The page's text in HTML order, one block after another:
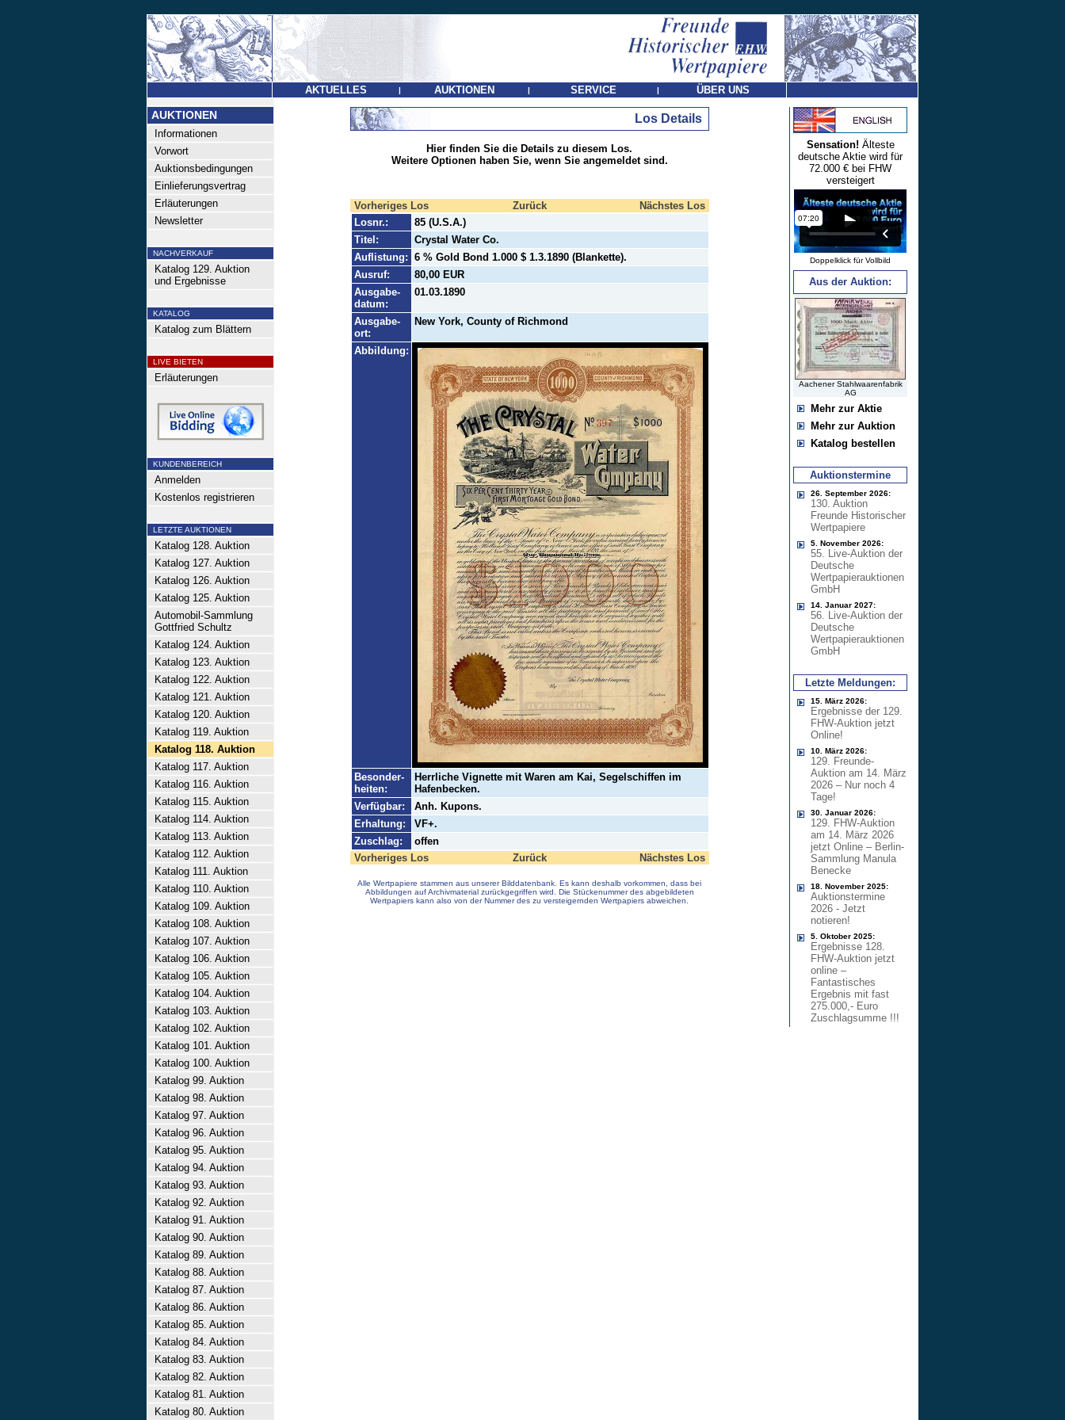
AKTUELLES | AUKTIONEN | SERVICE | ÜBER UNS
AUKTIONEN
Informationen
Vorwort
Auktionsbedingungen
Einlieferungsvertrag
Erläuterungen
Newsletter
NACHVERKAUF
Katalog 129. Auktion
und Ergebnisse
KATALOG
Katalog zum Blättern
LIVE BIETEN
Erläuterungen
KUNDENBEREICH
Anmelden
Kostenlos registrieren
LETZTE AUKTIONEN
Katalog 128. Auktion
Katalog 127. Auktion
Katalog 126. Auktion
Katalog 125. Auktion
Automobil-Sammlung
Gottfried Schultz
Katalog 124. Auktion
Katalog 123. Auktion
Katalog 122. Auktion
Katalog 121. Auktion
Katalog 120. Auktion
Katalog 119. Auktion
Katalog 118. Auktion
Katalog 117. Auktion
Katalog 116. Auktion
Katalog 115. Auktion
Katalog 114. Auktion
Katalog 113. Auktion
Katalog 112. Auktion
Katalog 111. Auktion
Katalog 110. Auktion
Katalog 109. Auktion
Katalog 108. Auktion
Katalog 107. Auktion
Katalog 106. Auktion
Katalog 105. Auktion
Katalog 104. Auktion
Katalog 103. Auktion
Katalog 102. Auktion
Katalog 101. Auktion
Katalog 100. Auktion
Katalog 99. Auktion
Katalog 98. Auktion
Katalog 97. Auktion
Katalog 96. Auktion
Katalog 95. Auktion
Katalog 94. Auktion
Katalog 93. Auktion
Katalog 92. Auktion
Katalog 91. Auktion
Katalog 90. Auktion
Katalog 89. Auktion
Katalog 88. Auktion
Katalog 87. Auktion
Katalog 86. Auktion
Katalog 85. Auktion
Katalog 84. Auktion
Katalog 83. Auktion
Katalog 82. Auktion
Katalog 81. Auktion
Katalog 80. Auktion
Los Details
Hier finden Sie die Details zu diesem Los.
Weitere Optionen haben Sie, wenn Sie angemeldet sind.
Vorheriges Los Zurück
Nächstes Los
Losnr.:
85 (U.S.A.)
Titel:
Crystal Water Co.
Auflistung: 6 % Gold Bond 1.000 $ 1.3.1890 (Blankette).
Ausruf:
80,00 EUR
Ausgabe-
datum:
01.03.1890
Ausgabe-
ort:
New York, County of Richmond
Abbildung:
Besonder-
heiten:
Herrliche Vignette mit Waren am Kai, Segelschiffen im
Hafenbecken.
Verfügbar:
Anh. Kupons.
Erhaltung:
VF+.
Zuschlag:
offen
Vorheriges Los
Zurück Nächstes Los
Alle Wertpapiere stammen aus unserer Bilddatenbank. Es kann deshalb vorkommen, dass bei
Abbildungen auf Archivmaterial zurückgegriffen wird. Die Stückenummer des abgebildeten
Wertpapiers kann also von der Nummer des zu versteigernden Wertpapiers abweichen.
Sensation! Älteste
deutsche Aktie wird für
72.000 € bei FHW
versteigert
Doppelklick für Vollbild
Aus der Auktion:
Aachener Stahlwaarenfabrik
AG
Mehr zur Aktie
Mehr zur Auktion
Katalog bestellen
Auktionstermine
26. September 2026:
130. Auktion
Freunde Historischer
Wertpapiere
5. November 2026:
55. Live-Auktion der
Deutsche
Wertpapierauktionen
GmbH
14. Januar 2027:
56. Live-Auktion der
Deutsche
Wertpapierauktionen
GmbH
Letzte Meldungen:
15. März 2026:
Ergebnisse der 129.
FHW-Auktion jetzt
Online!
10. März 2026:
129. Freunde-
Auktion am 14. März
2026 – Nur noch 4
Tage!
30. Januar 2026:
129. FHW-Auktion
am 14. März 2026
jetzt Online – Berlin-
Sammlung Manula
Benecke
18. November 2025:
Auktionstermine
2026 - Jetzt
notieren!
5. Oktober 2025:
Ergebnisse 128.
FHW-Auktion jetzt
online –
Fantastisches
Ergebnis mit fast
275.000,- Euro
Zuschlagsumme !!!